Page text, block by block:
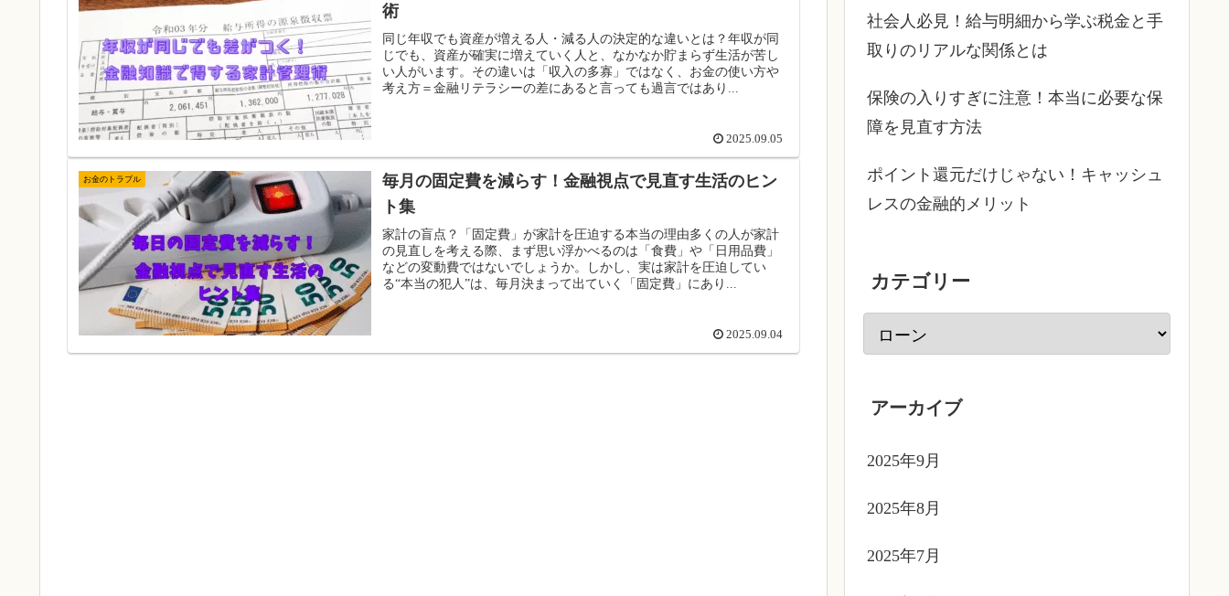
術
同じ年収でも資産が増える人・減る人の決定的な違いとは？年収が同
じでも、資産が確実に増えていく人と、なかなか貯まらず生活が苦し
い人がいます。その違いは「収入の多寡」ではなく、お金の使い方や
考え方＝金融リテラシーの差にあると言っても過言ではあり...
2025.09.05
お金のトラブル
毎月の固定費を減らす！金融視点で見直す生活のヒン
ト集
家計の盲点？「固定費」が家計を圧迫する本当の理由多くの人が家計
の見直しを考える際、まず思い浮かべるのは「食費」や「日用品費」
などの変動費ではないでしょうか。しかし、実は家計を圧迫してい
る“本当の犯人”は、毎月決まって出ていく「固定費」にあり...
2025.09.04
社会人必見！給与明細から学ぶ税金と手
取りのリアルな関係とは
保険の入りすぎに注意！本当に必要な保
障を見直す方法
ポイント還元だけじゃない！キャッシュ
レスの金融的メリット
カテゴリー
アーカイブ
2025年9月
2025年8月
2025年7月